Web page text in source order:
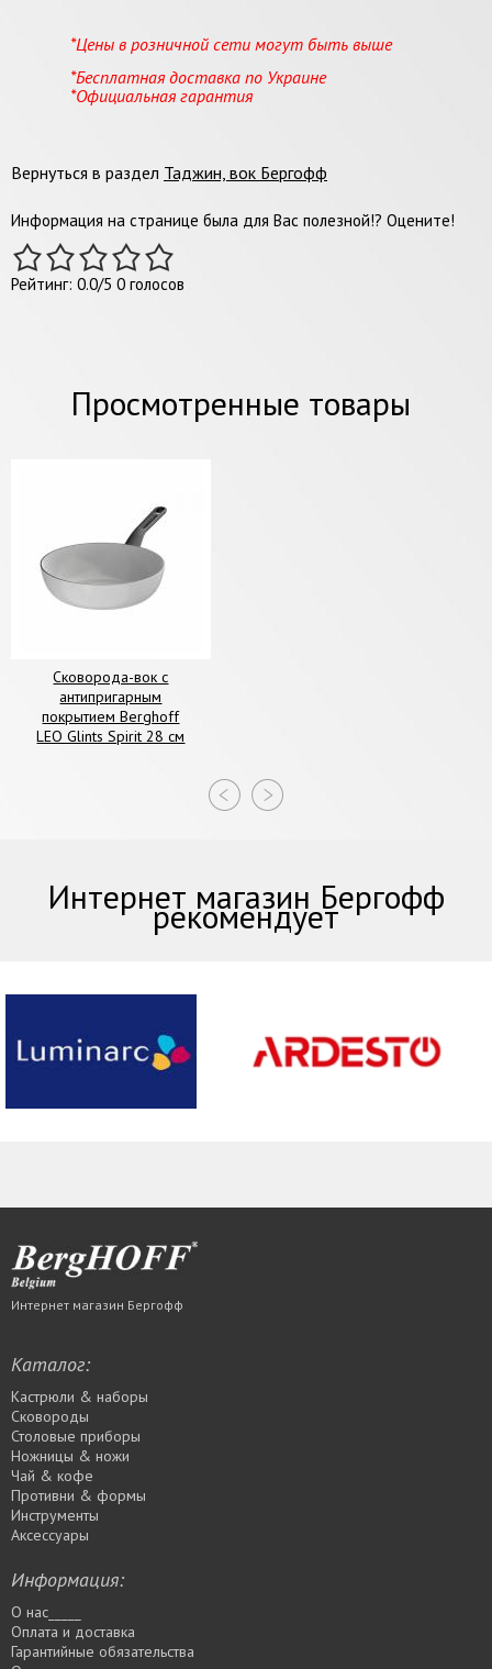
*Цены в розничной сети могут быть выше
*Бесплатная доставка по Украине
*Официальная гарантия
Вернуться в раздел Таджин, вок Бергофф
Информация на странице была для Вас полезной!? Оцените!
Рейтинг: 0.0/5 0 голосов
Просмотренные товары
Сковорода-вок с
антипригарным
покрытием Berghoff
LEO Glints Spirit 28 см
Интернет магазин Бергофф
рекомендует
Интернет магазин Бергофф
Каталог:
Кастрюли & наборы
Сковороды
Столовые приборы
Ножницы & ножи
Чай & кофе
Противни & формы
Инструменты
Аксессуары
Информация:
О нас_____
Оплата и доставка
Гарантийные обязательства